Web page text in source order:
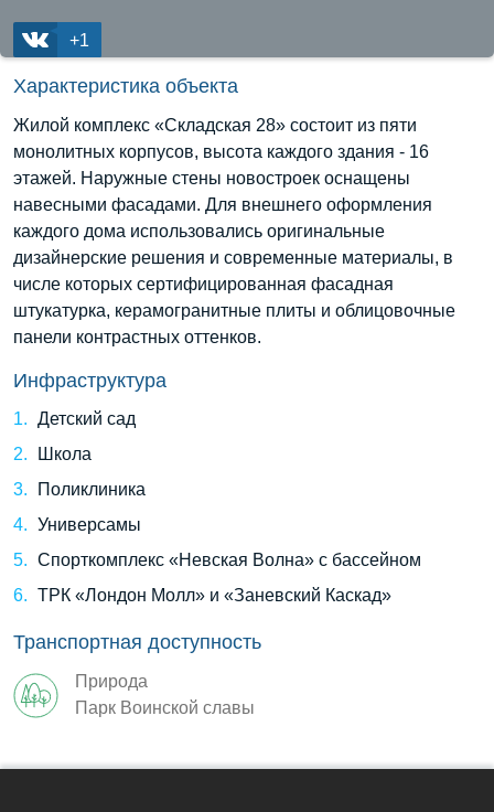
+1
Характеристика объекта
Жилой комплекс «Складская 28» состоит из пяти
монолитных корпусов, высота каждого здания - 16
этажей. Наружные стены новостроек оснащены
навесными фасадами. Для внешнего оформления
каждого дома использовались оригинальные
дизайнерские решения и современные материалы, в
числе которых сертифицированная фасадная
штукатурка, керамогранитные плиты и облицовочные
панели контрастных оттенков.
Инфраструктура
Детский сад
Школа
Поликлиника
Универсамы
Спорткомплекс «Невская Волна» с бассейном
ТРК «Лондон Молл» и «Заневский Каскад»
Транспортная доступность
Природа
Парк Воинской славы